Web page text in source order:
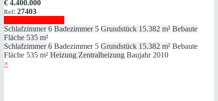
€ 4.400.000
Ref: 27403
Schlafzimmer 6 Badezimmer 5 Grundstück 15.382 m² Bebaute
Fläche 535 m²
Schlafzimmer 6 Badezimmer 5 Grundstück 15.382 m² Bebaute
Fläche 535 m² Heizung Zentralheizung Baujahr 2010
×